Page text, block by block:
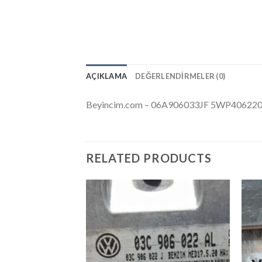
AÇIKLAMA DEĞERLENDIRMELER (0)
Beyincim.com – 06A906033JF
RELATED PRODUCTS
İstek
Listeme
Ekle